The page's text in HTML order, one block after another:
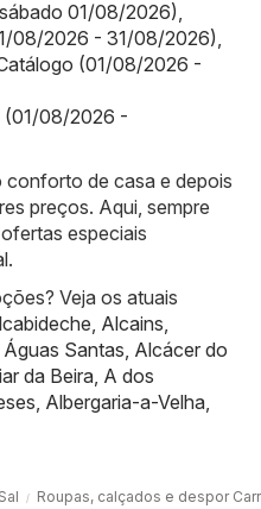
01/08/2026),
08/2026 - 31/08/2026),
(01/08/2026 -
(01/08/2026 -
conforto de casa e depois
preços. Aqui, sempre
especiais
Veja os atuais
, Alcains,
Águas Santas, Alcácer do
da Beira, A dos
, Albergaria-a-Velha,
Roupas, calçados e despor